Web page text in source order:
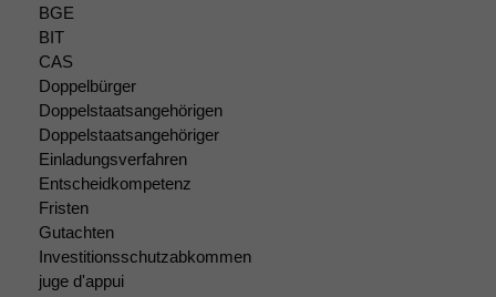
BGE
BIT
CAS
Doppelbürger
Doppelstaatsangehörigen
Doppelstaatsangehöriger
Einladungsverfahren
Entscheidkompetenz
Fristen
Gutachten
Investitionsschutzabkommen
juge d'appui